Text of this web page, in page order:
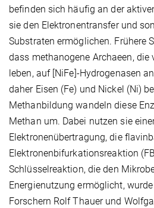
befinden sich häufig an der
sie den Elektronentransfer und
Substraten ermöglichen. Frühere
dass methanogene Archaeen, die
leben, auf [NiFe]-Hydrogenasen
daher Eisen (Fe) und Nickel (Ni)
Methanbildung wandeln diese
Methan um. Dabei nutzen sie
Elektronenübertragung, die
Elektronenbifurkationsreaktion
Schlüsselreaktion, die den
Energienutzung ermöglicht,
Forschern Rolf Thauer und